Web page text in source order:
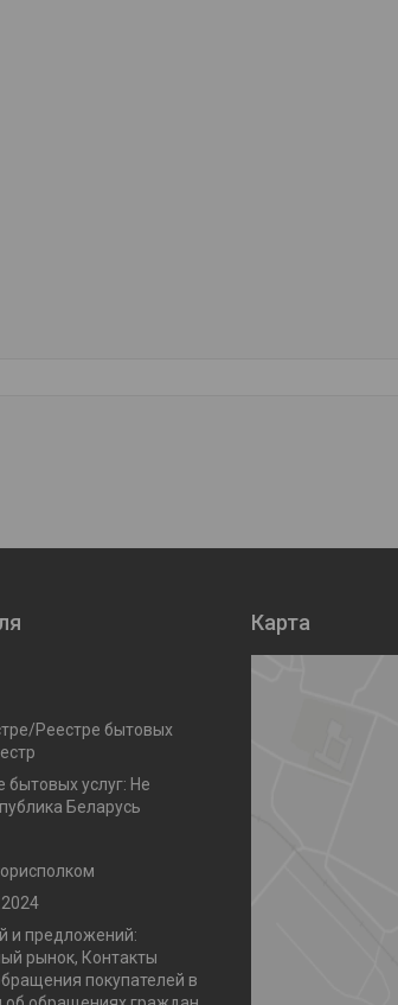
Реестре бытовых
бытовых услуг: Не
Беларусь
и предложений:
рынок, Контакты
покупателей в
Карта